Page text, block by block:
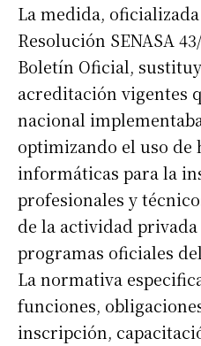
La medida,
Resolución SENASA
Boletín Oficial,
acreditación vigentes
nacional
optimizando el uso de
informáticas para la
profesionales y
de la actividad
programas oficiales
La normativa
funciones,
inscripción,